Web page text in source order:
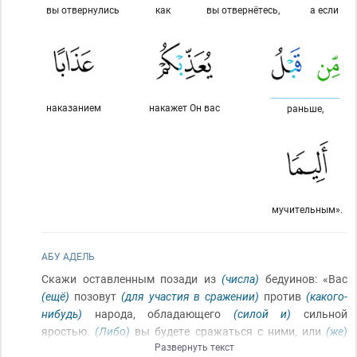
а если
вы отвернётесь,
как
вы отвернулись
раньше,
накажет Он вас
наказанием
мучительным».
АБУ АДЕЛЬ
Скажи оставленным позади из (числа) бедуинов: «Вас
(ещё) позовут (для участия в сражении) против(какого-
нибудь) народа, обладающего (силой и) сильной
яростью. (Либо) вы будете сражаться с ними, или (же)
[станут покорными]
Развернуть текст